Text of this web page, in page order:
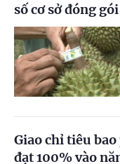
số cơ sở đóng gói
Giao chỉ tiêu
đạt 100% vào